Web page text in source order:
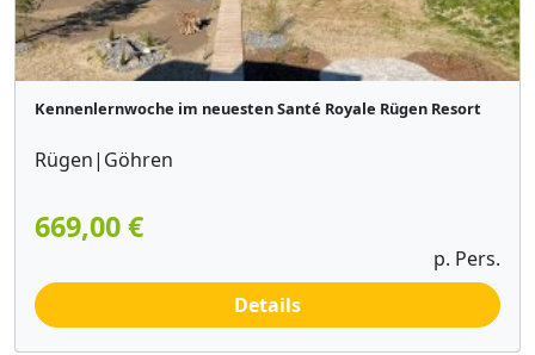
Kennenlernwoche im neuesten Santé Royale Rügen Resort
Rügen|Göhren
669,00 €
p. Pers.
Details